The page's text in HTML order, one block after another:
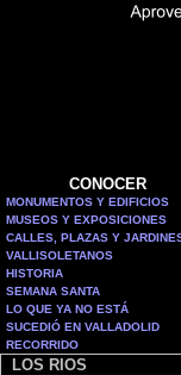
CONOCER
MONUMENTOS Y EDIFICIOS
MUSEOS Y EXPOSICIONES
CALLES, PLAZAS Y
VALLISOLETANOS
HISTORIA
SEMANA SANTA
LO QUE YA NO ESTÁ
SUCEDIÓ EN VALLADOLID
RECORRIDO
LOS RIOS